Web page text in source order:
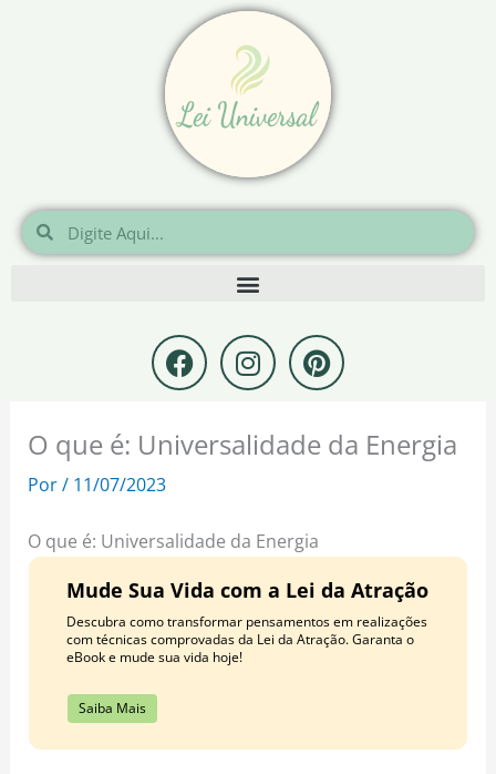
Pesquisar
Pesquisar
F
a
c
e
b
k
I
n
s
t
a
a
m
P
i
n
t
e
s
t
O que é: Universalidade da Energia
Por/ 11/07/2023
O que é: Universalidade da Energia
Mude Sua Vida com a Lei da Atração
Descubra como transformar pensamentos em realizações
com técnicas comprovadas da Lei da Atração. Garanta o
eBook e mude sua vida hoje!
Saiba Mais